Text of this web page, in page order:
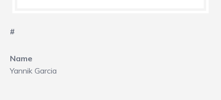
#
Name
Yannik Garcia